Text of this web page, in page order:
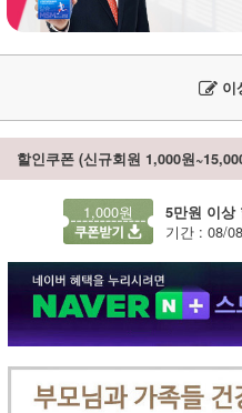
이
할인쿠폰 (신규회원 1,000원
1,000원 5만원 이상
기간 : 08/